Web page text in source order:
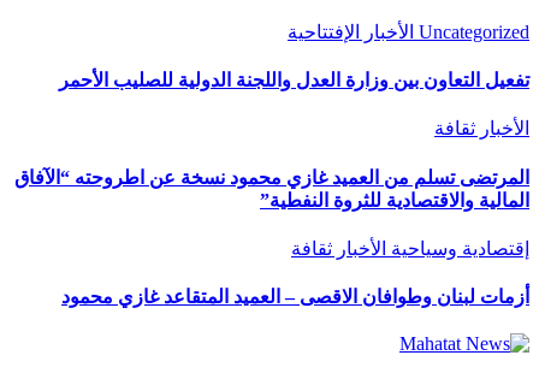
Uncategorized الأخبار الإفتتاحية
تفعيل التعاون بين وزارة العدل واللجنة الدولية للصليب الأحمر
الأخبار ثقافة
المرتضى تسلم من العميد غازي محمود نسخة عن اطروحته “الآفاق
المالية والاقتصادية للثروة النفطية”
إقتصادية وسياحية الأخبار ثقافة
أزمات لبنان وطوافان الاقصى – العميد المتقاعد غازي محمود